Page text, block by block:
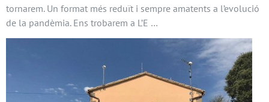
tornarem. Un format més reduït i sempre amatents a l’evolució
de la pandèmia. Ens trobarem a L’E …